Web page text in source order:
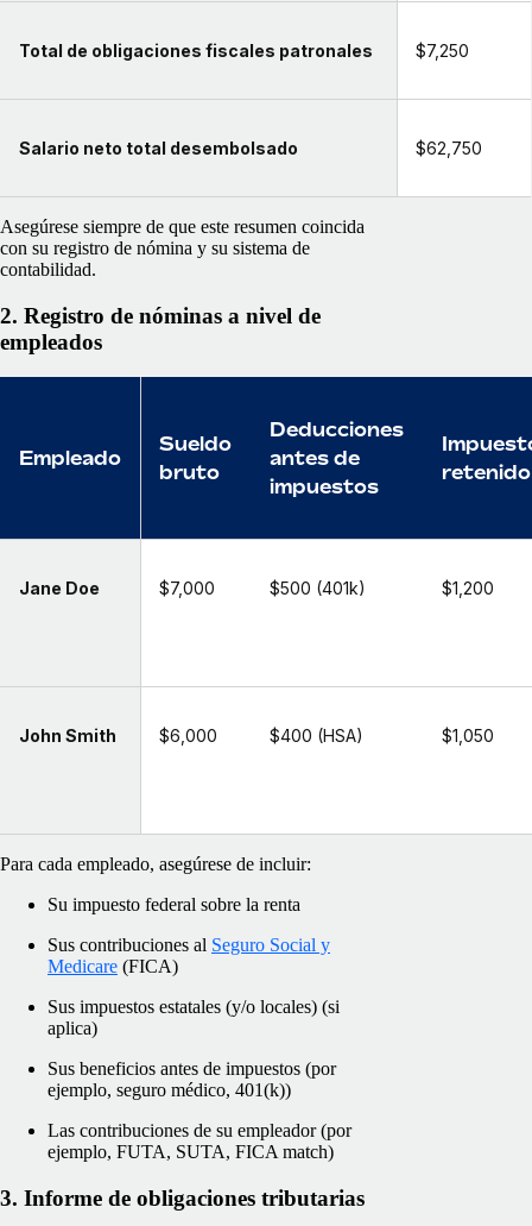
Total de obligaciones fiscales patronales $7,250
Salario neto total desembolsado $62,750
Asegúrese siempre de que este resumen coincida
con su registro de nómina y su sistema de
contabilidad.
2. Registro de nóminas a nivel de
empleados
Empleado
Sueldo
bruto
Deducciones
antes de
impuestos
retenido
Jane Doe $7,000 $500 (401k) $1,200
John Smith $6,000 $400 (HSA) $1,050
Para cada empleado, asegúrese de incluir:
Su impuesto federal sobre la renta
Sus contribuciones al Seguro Social y
Medicare (FICA)
Sus impuestos estatales (y/o locales) (si
aplica)
Sus beneficios antes de impuestos (por
ejemplo, seguro médico, 401(k))
Las contribuciones de su empleador (por
ejemplo, FUTA, SUTA, FICA match)
3. Informe de obligaciones tributarias